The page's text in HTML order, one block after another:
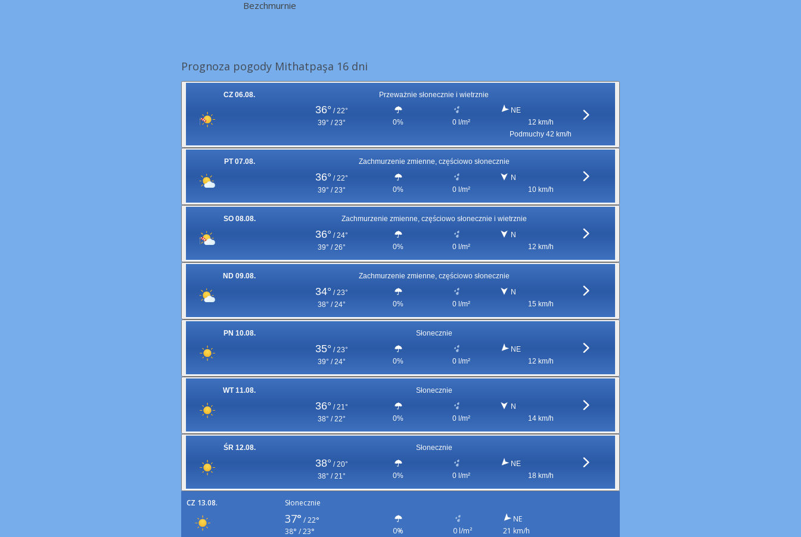
Bezchmurnie
Prognoza pogody Mithatpaşa 16 dni
CZ 06.08. Przeważnie słonecznie i wietrznie
36° / 22°
39° / 23°
0% 0 l/m²
NE
12 km/h
Podmuchy 42 km/h
PT 07.08. Zachmurzenie zmienne, częściowo słonecznie
36° / 22°
39° / 23°
0% 0 l/m²
N
10 km/h
SO 08.08. Zachmurzenie zmienne, częściowo słonecznie i wietrznie
36° / 24°
39° / 26°
0% 0 l/m²
N
12 km/h
ND 09.08. Zachmurzenie zmienne, częściowo słonecznie
34° / 23°
38° / 24°
0% 0 l/m²
N
15 km/h
PN 10.08. Słonecznie
35° / 23°
39° / 24°
0% 0 l/m²
NE
12 km/h
WT 11.08. Słonecznie
36° / 21°
38° / 22°
0% 0 l/m²
N
14 km/h
ŚR 12.08. Słonecznie
38° / 20°
38° / 21°
0% 0 l/m²
NE
18 km/h
CZ 13.08. Słonecznie
37° /22°
38° / 23°
0% 0 l/m²
NE
21 km/h